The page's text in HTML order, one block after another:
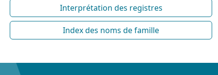
Interprétation des registres
Index des noms de famille